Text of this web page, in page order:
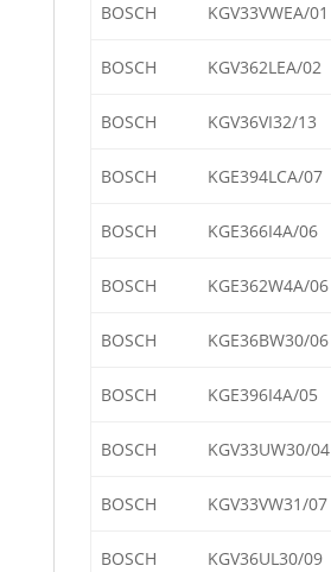
BOSCH KGV33VWEA/01
BOSCH KGV362LEA/02
BOSCH KGV36VI32/13
BOSCH KGE394LCA/07
BOSCH KGE366I4A/06
BOSCH KGE362W4A/06
BOSCH KGE36BW30/06
BOSCH KGE396I4A/05
BOSCH KGV33UW30/04
BOSCH KGV33VW31/07
BOSCH KGV36UL30/09